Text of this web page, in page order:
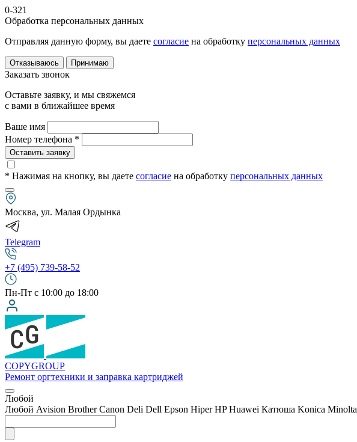
0-321
Обработка персональных данных
Отправляя данную форму, вы даете согласие на обработку персональных данных
Отказываюсь Принимаю
Заказать звонок
Оставьте заявку, и мы свяжемся
с вами в ближайшее время
Ваше имя
Номер телефона *
Оставить заявку
* Нажимая на кнопку, вы даете согласие на обработку персональных данных
Москва, ул. Малая Ордынка
Telegram
+7 (495) 739-58-52
Пн-Пт с 10:00 до 18:00
COPYGROUP
Ремонт оргтехники и заправка картриджей
Любой
Любой Avision Brother Canon Deli Dell Epson Hiper HP Huawei Катюша Konica Minolta